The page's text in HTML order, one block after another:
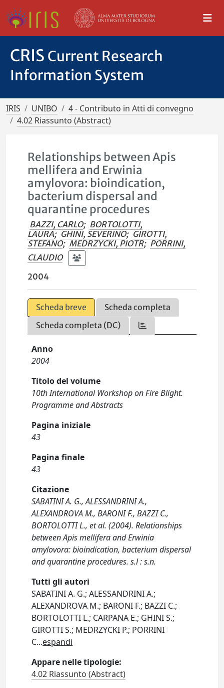
CRIS Current Research
Information System
IRIS UNIBO
4 - Contributo in Atti di convegno
4.02 Riassunto (Abstract)
Relationships between Apis
mellifera and Erwinia
amylovora: bioindication,
bacterium dispersal and
quarantine procedures
BAZZI, CARLO; BORTOLOTTI,
LAURA; GHINI, SEVERINO; GIROTTI,
STEFANO; MEDRZYCKI, PIOTR; PORRINI,
CLAUDIO
2004
Scheda breve
Scheda completa
Scheda completa (DC)
Anno
2004
Titolo del volume
10th International Workshop on Fire Blight.
Programme and Abstracts
Pagina iniziale
43
Pagina finale
43
Citazione
SABATINI A. G., ALESSANDRINI A.,
ALEXANDROVA M., BARONI F., BAZZI C.,
BORTOLOTTI L., et al. (2004). Relationships
between Apis mellifera and Erwinia
amylovora: bioindication, bacterium dispersal
and quarantine procedures. s.l : s.n.
Tutti gli autori
SABATINI A. G.; ALESSANDRINI A.;
ALEXANDROVA M.; BARONI F.; BAZZI C.;
BORTOLOTTI L.; CARPANA E.; GHINI S.;
GIROTTI S.; MEDRZYCKI P.; PORRINI
C...espandi
Appare nelle tipologie:
4.02 Riassunto (Abstract)